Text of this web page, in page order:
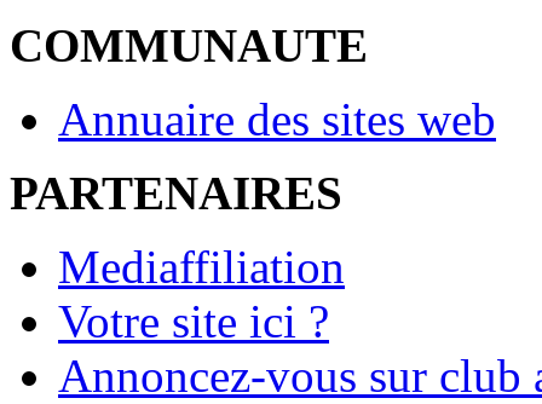
COMMUNAUTE
Annuaire des sites web
PARTENAIRES
Mediaffiliation
Votre site ici ?
Annoncez-vous sur